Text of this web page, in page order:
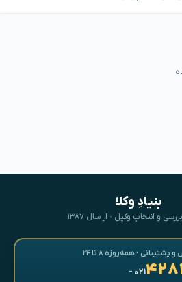
بنیادِ وکلا
و انتخابِ وکیل · از سال ۱۳۸۷
پشتیبانی · همه‌روزه ۸ تا ۲۴
- ۰۲۱